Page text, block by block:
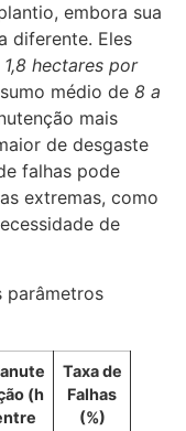
embora sua
diferente. Eles
1,8 hectares por
médio de 8 a
mais
de desgaste
falhas pode
extremas, como
de
parâmetros
(h
Taxa de
Falhas
(%)